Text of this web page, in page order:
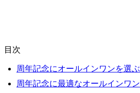
目次
周年記念にオールインワンを選
周年記念に最適なオールインワ